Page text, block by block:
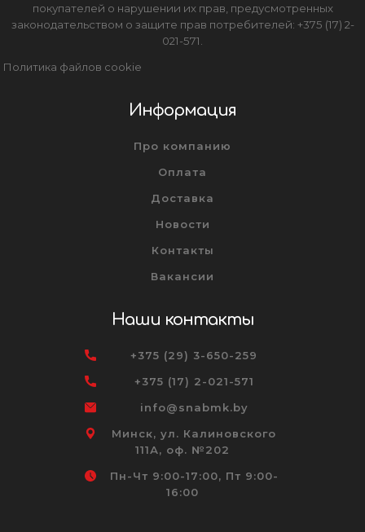
покупателей о нарушении их прав, предусмотренных
законодательством о защите прав потребителей: +375 (17) 2-
021-571.
Политика файлов cookie
Информация
Про компанию
Оплата
Доставка
Новости
Контакты
Вакансии
Наши контакты
+375 (29) 3-650-259
+375 (17) 2-021-571
info@snabmk.by
Минск, ул. Калиновского
111А, оф. №202
Пн-Чт 9:00-17:00, Пт 9:00-
16:00